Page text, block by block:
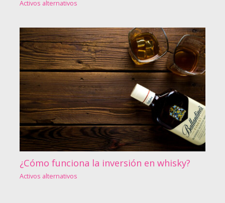
Activos alternativos
¿Cómo funciona la inversión en whisky?
Activos alternativos